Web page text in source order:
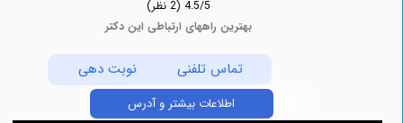
بهترین راههای ارتباطی این دکتر
تماس تلفنی نوبت دهی
اطلاعات بیشتر و آدرس